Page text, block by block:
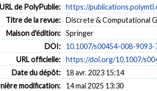
URL de PolyPublie: https://
Titre de la revue: Discrete & Computational
Maison d'édition: Springer
DOI:
10.1007/s00454-008-9093-
URL officielle: https://doi.org/10.1007/
Date du dépôt:
18 avr. 2023 15:14
modification:
14 mai 2025 13:30